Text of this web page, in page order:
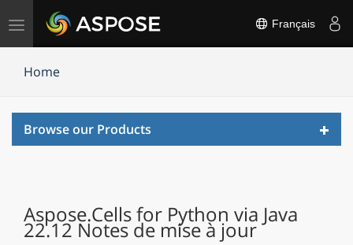
Basculer
Français
Home
Browse our Products
Aspose.Cells for Python via Java
22.12 Notes de mise à jour